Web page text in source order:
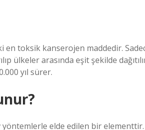
toksik kanserojen maddedir.
ülkeler arasında eşit şekilde
yıl sürer.
elde edilen bir elementtir.